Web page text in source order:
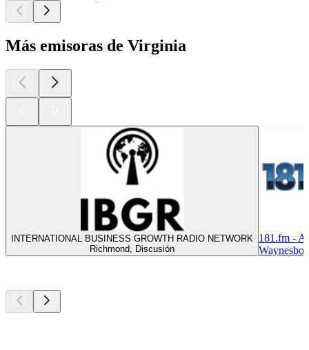
Más emisoras de Virginia
INTERNATIONAL BUSINESS GROWTH RADIO NETWORK
Richmond, Discusión
181.fm -